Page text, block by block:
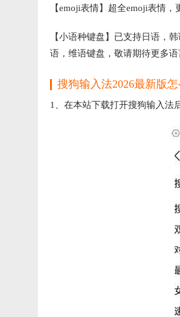
【emoji表情】超全emoji表情
【小语种键盘】已支持日语，
语，维语键盘，敬请期待更多语
搜狗输入法2026最新版
1、在本站下载打开搜狗输入法